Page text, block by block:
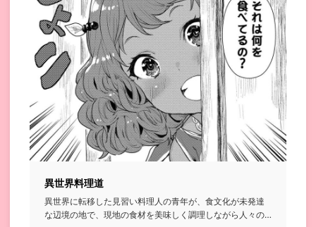
異世界料理道
異世界に転移した見習い料理人の青年が、食文化が未発達
な辺境の地で、現地の食材を美味しく調理しながら人々の